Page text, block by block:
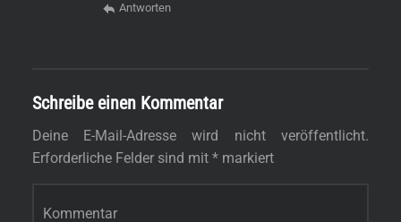
Antworten
Schreibe einen Kommentar
Deine E-Mail-Adresse wird nicht veröffentlicht.
Erforderliche Felder sind mit *markiert